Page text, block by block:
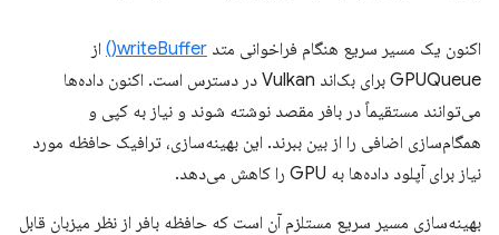
اکنون یک مسیر سریع هنگام فراخوانی متد writeBuffer()
از
GPUQueue برای بک‌اند Vulkan در دسترس است. اکنون داده‌ها
می‌توانند مستقیماً در بافر مقصد نوشته شوند و نیاز به کپی و
همگام‌سازی اضافی را از بین ببرند. این بهینه‌سازی، ترافیک حافظه مورد
نیاز برای آپلود داده‌ها به GPU را کاهش می‌دهد.
بهینه‌سازی مسیر سریع مستلزم آن است که حافظه بافر از نظر میزبان قابل